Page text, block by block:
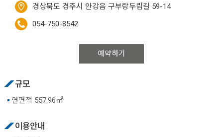
경상북도 경주시 안강읍 구부랑두림길 59-14
054-750-8542
예약하기
규모
연면적 557.96㎡
이용안내